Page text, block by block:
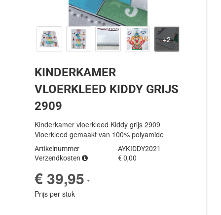
KINDERKAMER
VLOERKLEED KIDDY GRIJS
2909
Kinderkamer vloerkleed Kiddy grijs 2909
Vloerkleed gemaakt van 100% polyamide
Artikelnummer
AYKIDDY2021
Verzendkosten
€ 0,00
€ 39,95 *
Prijs per stuk